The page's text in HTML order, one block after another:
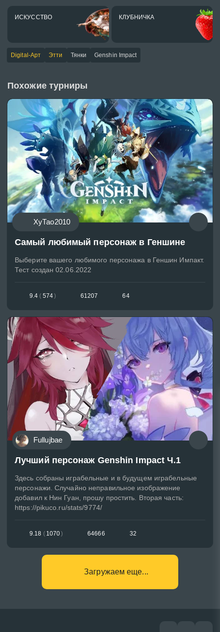
ИСКУССТВО КЛУБНИЧКА
Digital-Арт Этти Тянки Genshin Impact
Похожие турниры
ХуТао2010
Самый любимый персонаж в Геншине
Выберите вашего любимого персонажа в Геншин Импакт.
Тест создан 02.06.2022
9.4 ( 574) 61207 64
Fullujbae
Лучший персонаж Genshin Impact Ч.1
Здесь собраны играбельные и в будущем играбельные
персонажи. Случайно неправильное изображение
добавил к Нин Гуан, прошу простить. Вторая часть:
https://pikuco.ru/stats/9774/
9.18 ( 1070) 64666 32
Загружаем еще...